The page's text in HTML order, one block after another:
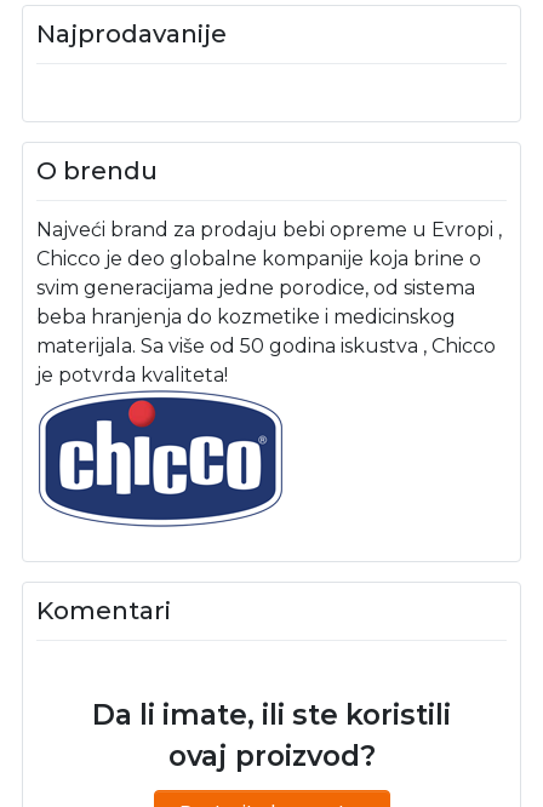
Najprodavanije
O brendu
Najveći brand za prodaju bebi opreme u Evropi ,
Chicco je deo globalne kompanije koja brine o
svim generacijama jedne porodice, od sistema
beba hranjenja do kozmetike i medicinskog
materijala. Sa više od 50 godina iskustva , Chicco
je potvrda kvaliteta!
Komentari
Da li imate, ili ste koristili
ovaj proizvod?